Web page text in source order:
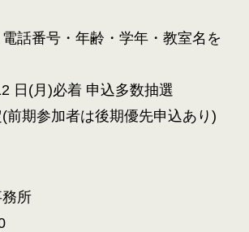
電話番号・年齢・学年・教室名を
日(月)必着 申込多数抽選
期参加者は後期優先申込あり)
所